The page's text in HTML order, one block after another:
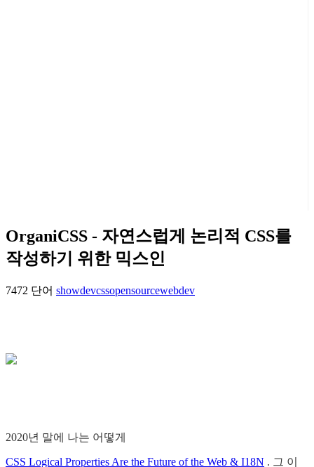
OrganiCSS - 자연스럽게 논리적 CSS를
작성하기 위한 믹스인
7472 단어 showdevcssopensourcewebdev
2020년 말에 나는 어떻게
CSS Logical Properties Are the Future of the Web & I18N . 그 이